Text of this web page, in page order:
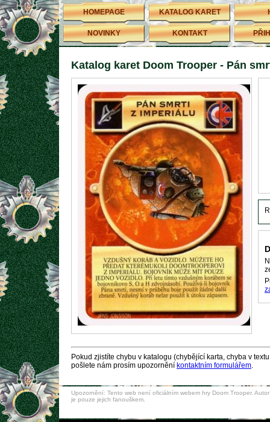
HOMEPAGE KATALOG KARET
NOVINKY KONTAKT
Katalog karet Doom Trooper - Pán
Pokud zjistíte chybu v katalogu (chybějící karta, chyba v
pošlete nám prosím upozornění kontaktním formulářem.
Upozornění: Tento web není oficiálním webem hry Doom Trooper.
je pouze jejich fanouškem.